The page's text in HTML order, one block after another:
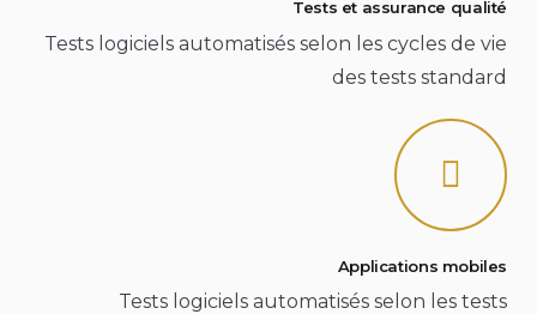
Tests et assurance qualité
Tests logiciels automatisés selon les cycles de vie
des tests standard
Applications mobiles
Tests logiciels automatisés selon les tests